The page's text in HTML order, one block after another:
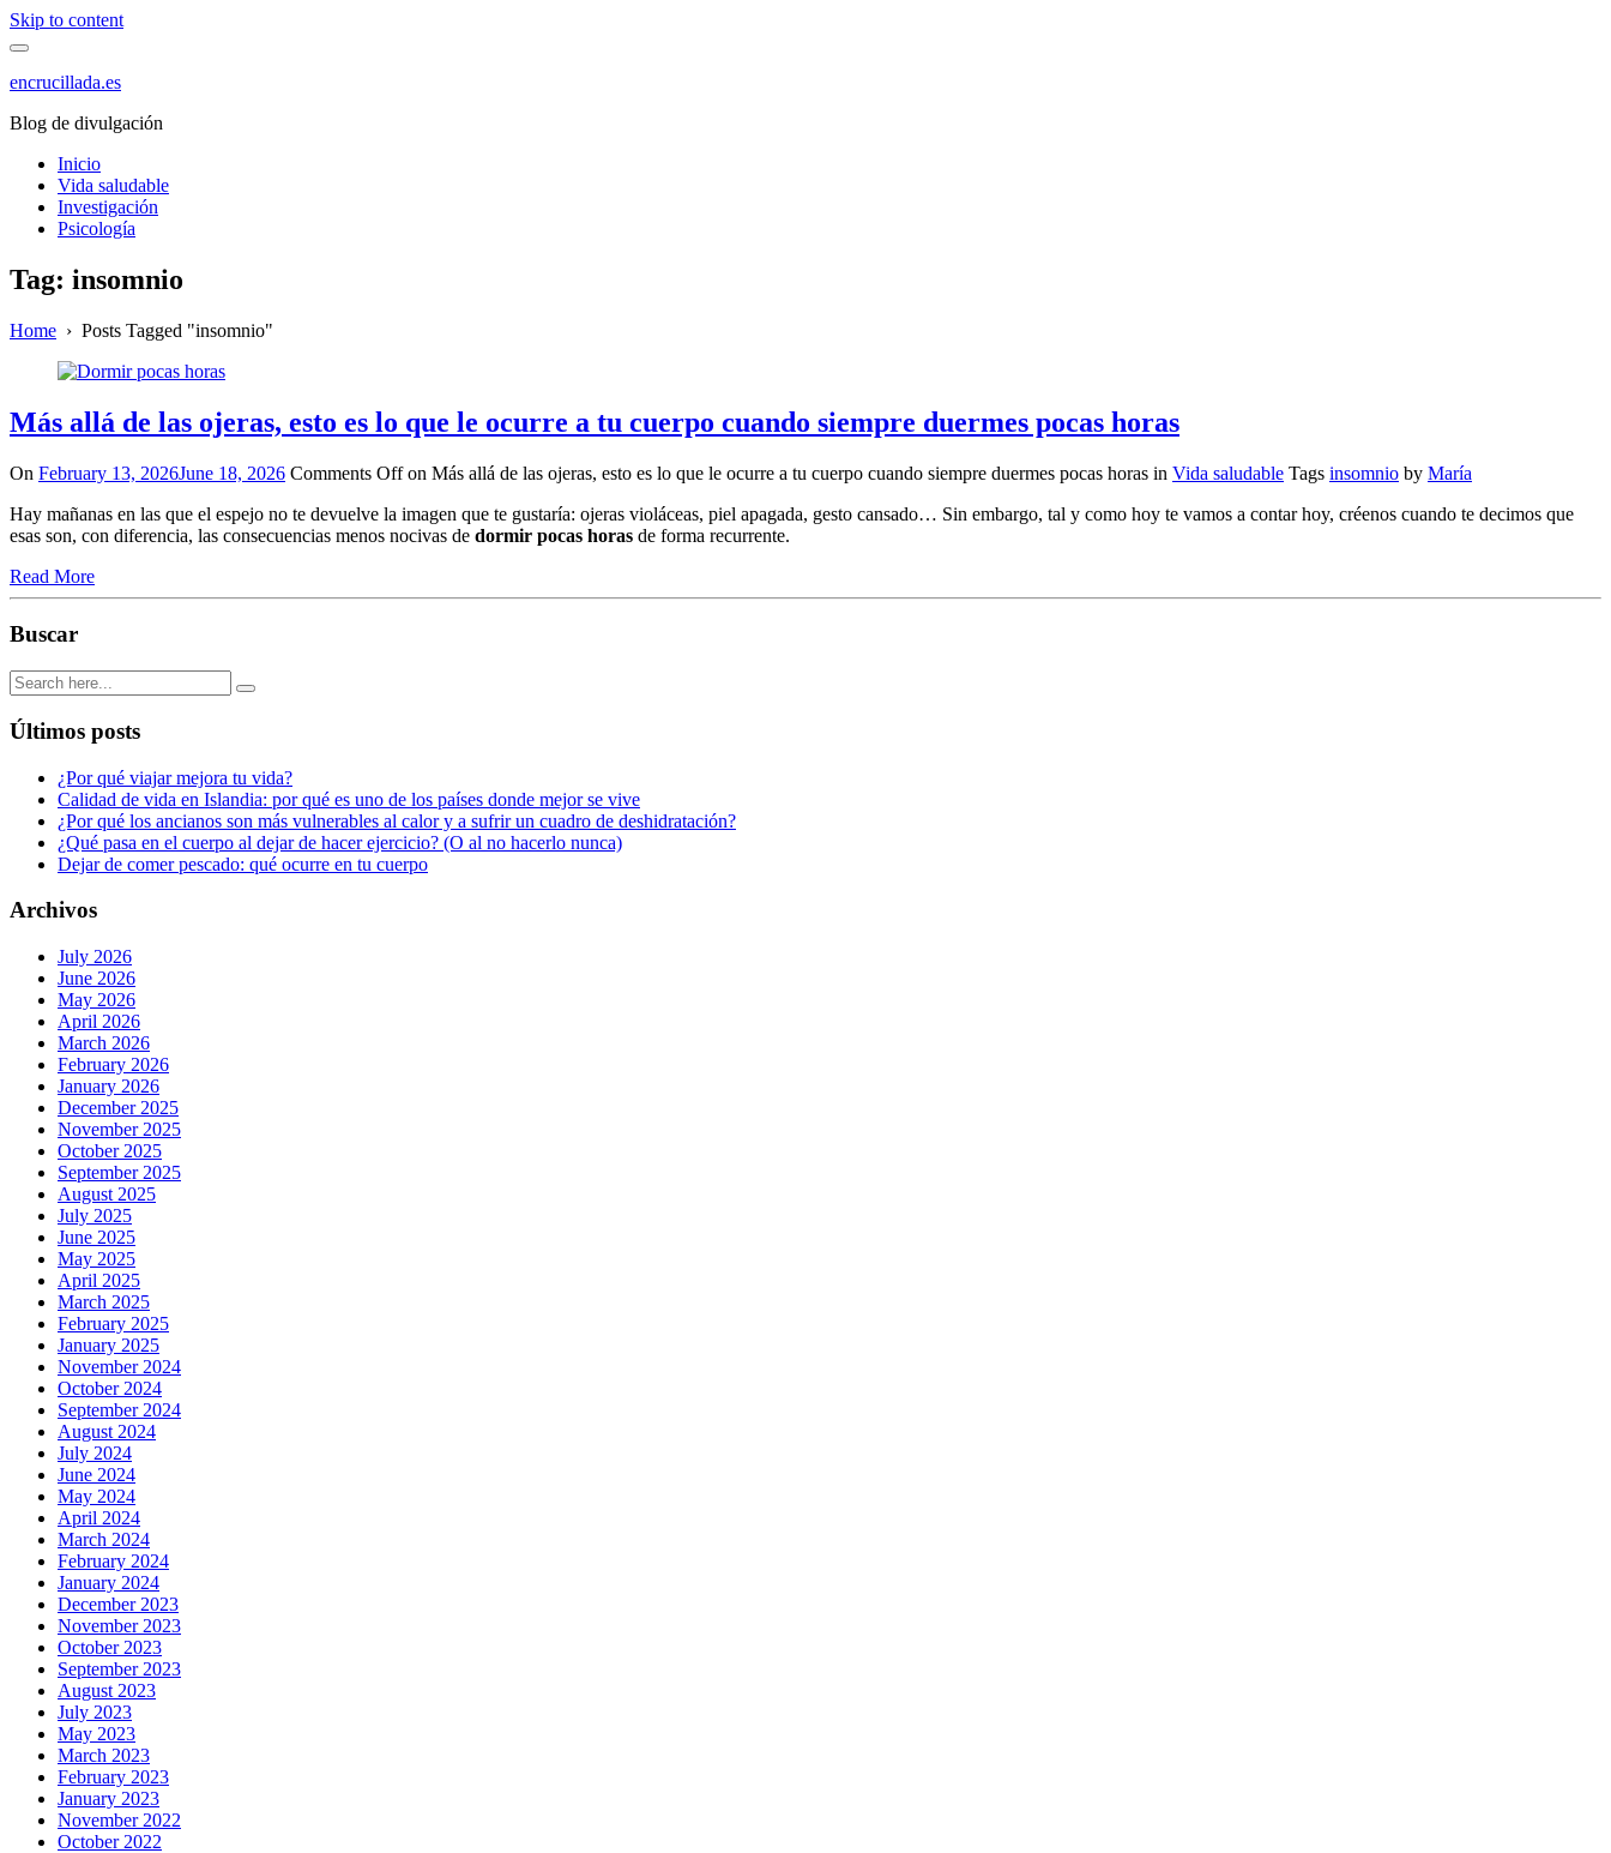
Skip to content
encrucillada.es
Blog de divulgación
Inicio
Vida saludable
Investigación
Psicología
Tag: insomnio
Home › Posts Tagged "insomnio"
Más allá de las ojeras, esto es lo que le ocurre a tu cuerpo cuando siempre duermes pocas horas
On February 13, 2026June 18, 2026 Comments Offon Más allá de las ojeras, esto es lo que le ocurre a tu cuerpo cuando siempre duermes pocas horas in Vida saludable Tags insomnio by María
Hay mañanas en las que el espejo no te devuelve la imagen que te gustaría: ojeras violáceas, piel apagada, gesto cansado… Sin embargo, tal y como hoy te vamos a contar hoy, créenos cuando te decimos que
esas son, con diferencia, las consecuencias menos nocivas de dormir pocas horas de forma recurrente.
Read More
Buscar
Últimos posts
¿Por qué viajar mejora tu vida?
Calidad de vida en Islandia: por qué es uno de los países donde mejor se vive
¿Por qué los ancianos son más vulnerables al calor y a sufrir un cuadro de deshidratación?
¿Qué pasa en el cuerpo al dejar de hacer ejercicio? (O al no hacerlo nunca)
Dejar de comer pescado: qué ocurre en tu cuerpo
Archivos
July 2026
June 2026
May 2026
April 2026
March 2026
February 2026
January 2026
December 2025
November 2025
October 2025
September 2025
August 2025
July 2025
June 2025
May 2025
April 2025
March 2025
February 2025
January 2025
November 2024
October 2024
September 2024
August 2024
July 2024
June 2024
May 2024
April 2024
March 2024
February 2024
January 2024
December 2023
November 2023
October 2023
September 2023
August 2023
July 2023
May 2023
March 2023
February 2023
January 2023
November 2022
October 2022